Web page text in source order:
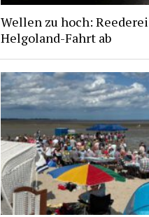
Wellen zu hoch:
Helgoland-Fahrt ab